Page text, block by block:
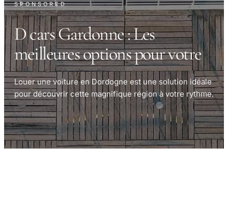
SPONSORED
D cars Gardonne : Les
meilleures options pour votre
Louer une voiture en Dordogne est une solution idéale
pour découvrir cette magnifique région à votre rythme.